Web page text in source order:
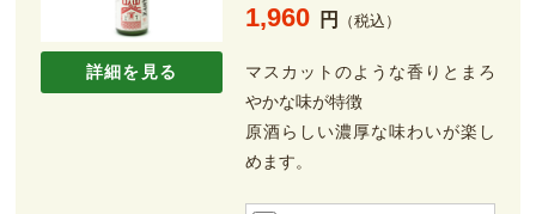
詳細を見る
1,960 円 （税込）
マスカットのような香りとまろ
やかな味が特徴
原酒らしい濃厚な味わいが楽し
めます。